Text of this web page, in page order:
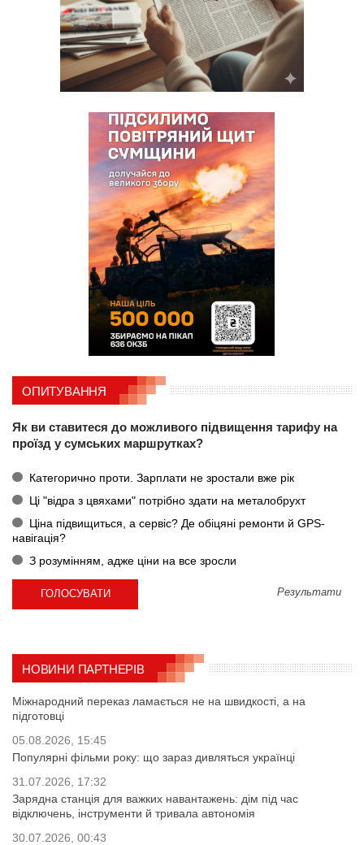
ОПИТУВАННЯ
Як ви ставитеся до можливого підвищення тарифу на
проїзд у сумських маршрутках?
Категорично проти. Зарплати не зростали вже рік
Ці "відра з цвяхами" потрібно здати на металобрухт
Ціна підвищиться, а сервіс? Де обіцяні ремонти й GPS-
навігація?
З розумінням, адже ціни на все зросли
Результати
НОВИНИ ПАРТНЕРІВ
Міжнародний переказ ламається не на швидкості, а на
підготовці
05.08.2026, 15:45
Популярні фільми року: що зараз дивляться українці
31.07.2026, 17:32
Зарядна станція для важких навантажень: дім під час
відключень, інструменти й тривала автономія
30.07.2026, 00:43